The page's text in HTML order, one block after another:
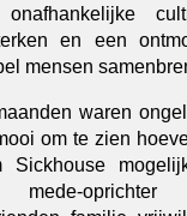
en een
mensen
waren
om te zien
Sickhouse
oprichter